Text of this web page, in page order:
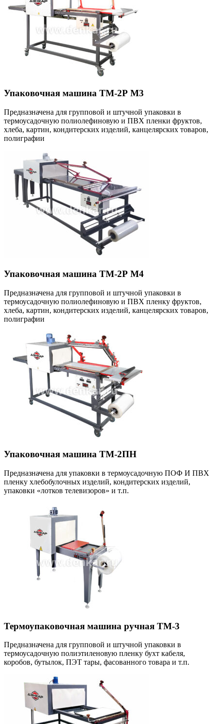
Упаковочная машина ТМ-2Р М3
Предназначена для групповой и штучной упаковки в
термоусадочную полиолефиновую и ПВХ пленки фруктов,
хлеба, картин, кондитерских изделий, канцелярских товаров,
полиграфии
Упаковочная машина ТМ-2Р М4
Предназначена для групповой и штучной упаковки в
термоусадочную полиолефиновую и ПВХ пленку фруктов,
хлеба, картин, кондитерских изделий, канцелярских товаров,
полиграфии
Упаковочная машина ТМ-2ПН
Предназначена для упаковки в термоусадочную ПОФ И ПВХ
пленку хлебобулочных изделий, кондитерских изделий,
упаковки «лотков телевизоров» и т.п.
Термоупаковочная машина ручная ТМ-3
Предназначена для групповой и штучной упаковки в
термоусадочную полиэтиленовую пленку бухт кабеля,
коробов, бутылок, ПЭТ тары, фасованного товара и т.п.